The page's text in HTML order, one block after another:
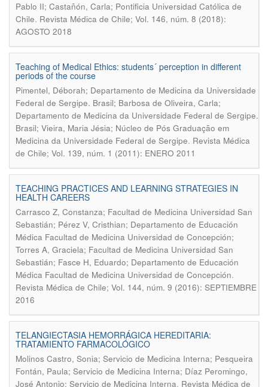
Pablo II; Castañón, Carla; Pontificia Universidad Católica de
Chile. Revista Médica de Chile; Vol. 146, núm. 8 (2018):
AGOSTO 2018
Teaching of Medical Ethics: students´ perception in different
periods of the course
Pimentel, Déborah; Departamento de Medicina da Universidade
Federal de Sergipe. Brasil; Barbosa de Oliveira, Carla;
Departamento de Medicina da Universidade Federal de Sergipe.
Brasil; Vieira, Maria Jésia; Núcleo de Pós Graduação em
Medicina da Universidade Federal de Sergipe. Revista Médica
de Chile; Vol. 139, núm. 1 (2011): ENERO 2011
TEACHING PRACTICES AND LEARNING STRATEGIES IN
HEALTH CAREERS
Carrasco Z, Constanza; Facultad de Medicina Universidad San
Sebastián; Pérez V, Cristhian; Departamento de Educación
Médica Facultad de Medicina Universidad de Concepción;
Torres A, Graciela; Facultad de Medicina Universidad San
Sebastián; Fasce H, Eduardo; Departamento de Educación
Médica Facultad de Medicina Universidad de Concepción.
Revista Médica de Chile; Vol. 144, núm. 9 (2016): SEPTIEMBRE
2016
TELANGIECTASIA HEMORRÁGICA HEREDITARIA:
TRATAMIENTO FARMACOLÓGICO
Molinos Castro, Sonia; Servicio de Medicina Interna; Pesqueira
Fontán, Paula; Servicio de Medicina Interna; Díaz Peromingo,
José Antonio; Servicio de Medicina Interna. Revista Médica de